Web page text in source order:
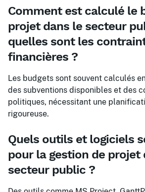
Comment est calculé le
projet dans le secteur
quelles sont les
financières ?
Les budgets sont souvent calculés
des subventions disponibles et des
politiques, nécessitant une
rigoureuse.
Quels outils et logiciels
pour la gestion de projet
secteur public ?